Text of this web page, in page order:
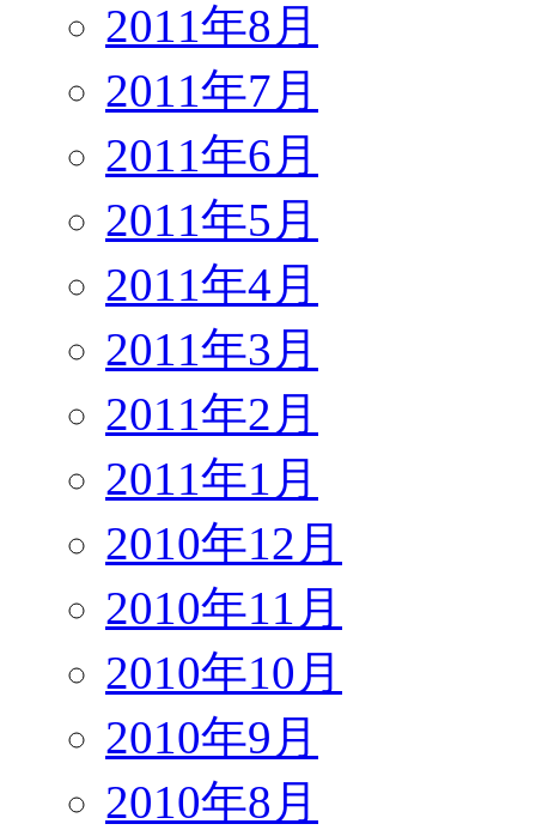
2011年8月
2011年7月
2011年6月
2011年5月
2011年4月
2011年3月
2011年2月
2011年1月
2010年12月
2010年11月
2010年10月
2010年9月
2010年8月